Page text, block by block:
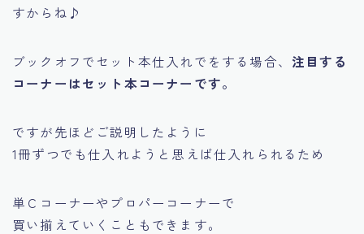
すからね♪
ブックオフでセット本仕入れでをする場合、 注目する
コーナーはセット本コーナーです。
ですが先ほどご説明したように
1冊ずつでも仕入れようと思えば仕入れられるため
単Ｃコーナーやプロパーコーナーで
買い揃えていくこともできます。